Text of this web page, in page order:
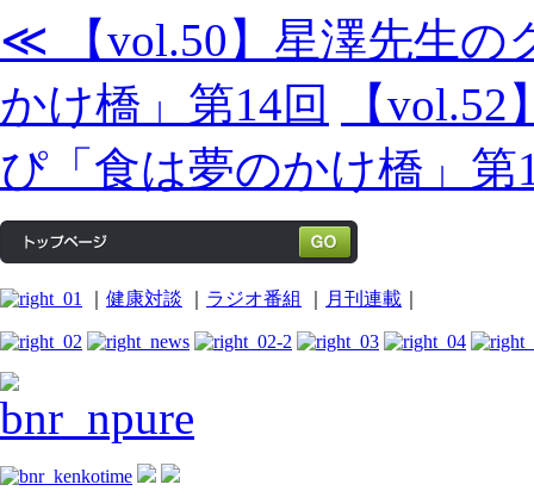
≪ 【vol.50】星澤先生の
かけ橋」第14回
【
ぴ「食は夢のかけ橋」
健康対談 ラジオ番組 月刊連載